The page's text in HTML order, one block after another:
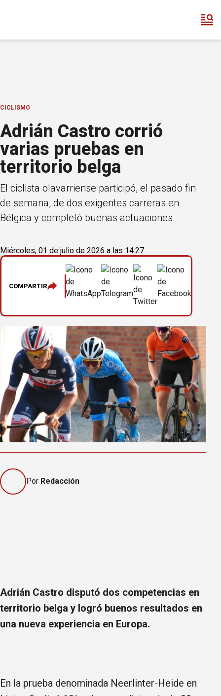
CICLISMO
Adrián Castro corrió
varias pruebas en
territorio belga
El ciclista olavarriense participó, el pasado fin
de semana, de dos exigentes carreras en
Bélgica y completó buenas actuaciones.
Miércoles, 01 de julio de 2026 a las 14:27
COMPARTIR
Por Redacción
Adrián Castro disputó dos competencias en
territorio belga y logró buenos resultados en
una nueva experiencia en Europa.
En la prueba denominada Neerlinter-Heide en